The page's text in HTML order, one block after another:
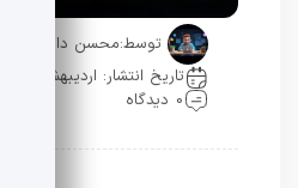
توسط:محسن دادار
تاریخ انتشار: اردیبهشت 24, 1405
0 دیدگاه